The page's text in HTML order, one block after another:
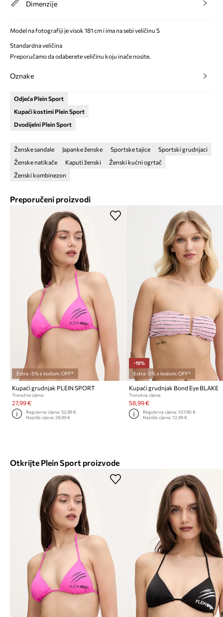
Dimenzije
Model na fotografiji je visok 181 cm i ima na sebi veličinu S
Standardna veličina
Preporučamo da odaberete veličinu koju inače nosite.
Oznake
Odjeća Plein Sport
Kupaći kostimi Plein Sport
Dvodijelni Plein Sport
Ženske sandale Japanke ženske Sportske tajice
Sportski grudnjaci
Ženske natikače
Kaputi ženski
Ženski kućni ogrtač
Ženski kombinezon
Preporučeni proizvodi
Extra -5% s kodom: OFF*
Kupaći grudnjak PLEIN SPORT
Trenutna cijena:
27,99 €
Regularna cijena:52,99 €
Najniža cijena:28,99 €
-19%
Extra -5% s kodom: OFF*
Kupaći grudnjak Bond Eye BLAKE
Trenutna cijena:
58,99 €
Regularna cijena: 107,90 €
Najniža cijena: 72,99 €
Otkrijte Plein Sport proizvode